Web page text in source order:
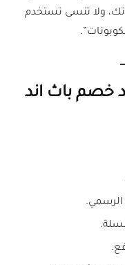
ولا تنسى تستخدم
خصم باث اند
الرسمي.